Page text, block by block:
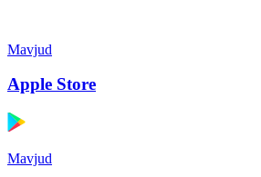
Mavjud
Apple Store
Mavjud